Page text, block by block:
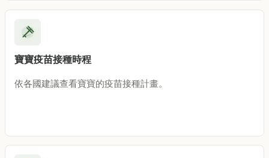
寶寶疫苗接種時程
依各國建議查看寶寶的疫苗接種計畫。